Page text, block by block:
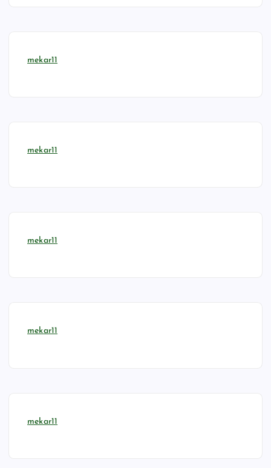
mekar11
mekar11
mekar11
mekar11
mekar11